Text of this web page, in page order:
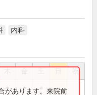
内科
祝
● ●
があります。来院前